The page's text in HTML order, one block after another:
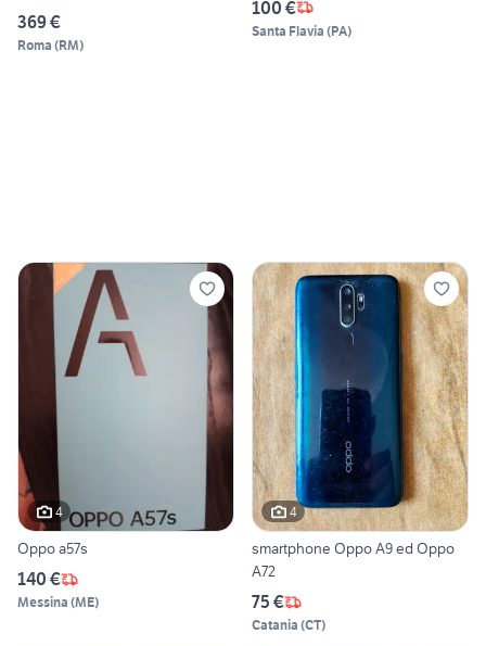
369 €
Roma (RM)
100 €
Santa Flavia (PA)
4
Oppo a57s
140 €
Messina (ME)
4
smartphone Oppo A9 ed Oppo
A72
75 €
Catania (CT)